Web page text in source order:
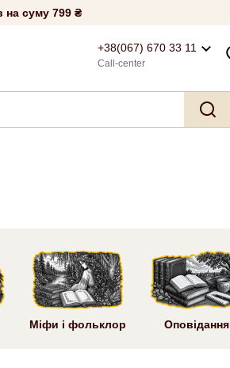
на суму 799 ₴
+38(067) 670 33 11
Call-center
Міфи і фольклор Оповідання